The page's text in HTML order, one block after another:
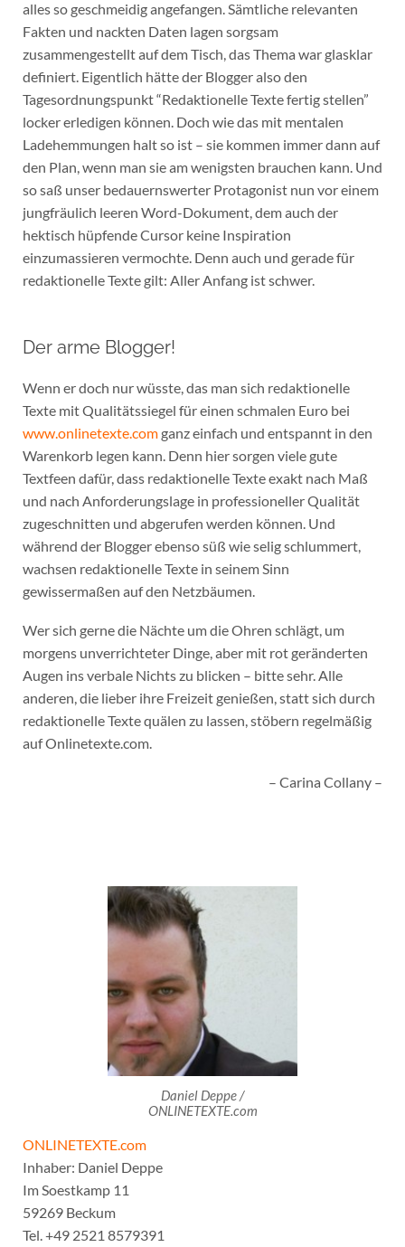
alles so geschmeidig angefangen. Sämtliche relevanten
Fakten und nackten Daten lagen sorgsam
zusammengestellt auf dem Tisch, das Thema war glasklar
definiert. Eigentlich hätte der Blogger also den
Tagesordnungspunkt “Redaktionelle Texte fertig stellen”
locker erledigen können. Doch wie das mit mentalen
Ladehemmungen halt so ist – sie kommen immer dann auf
den Plan, wenn man sie am wenigsten brauchen kann. Und
so saß unser bedauernswerter Protagonist nun vor einem
jungfräulich leeren Word-Dokument, dem auch der
hektisch hüpfende Cursor keine Inspiration
einzumassieren vermochte. Denn auch und gerade für
redaktionelle Texte gilt: Aller Anfang ist schwer.
Der arme Blogger!
Wenn er doch nur wüsste, das man sich redaktionelle
Texte mit Qualitätssiegel für einen schmalen Euro bei
www.onlinetexte.comganz einfach und entspannt in den
Warenkorb legen kann. Denn hier sorgen viele gute
Textfeen dafür, dass redaktionelle Texte exakt nach Maß
und nach Anforderungslage in professioneller Qualität
zugeschnitten und abgerufen werden können. Und
während der Blogger ebenso süß wie selig schlummert,
wachsen redaktionelle Texte in seinem Sinn
gewissermaßen auf den Netzbäumen.
Wer sich gerne die Nächte um die Ohren schlägt, um
morgens unverrichteter Dinge, aber mit rot geränderten
Augen ins verbale Nichts zu blicken – bitte sehr. Alle
anderen, die lieber ihre Freizeit genießen, statt sich durch
redaktionelle Texte quälen zu lassen, stöbern regelmäßig
auf Onlinetexte.com.
– Carina Collany –
Daniel Deppe /
ONLINETEXTE.com
ONLINETEXTE.com
Inhaber: Daniel Deppe
Im Soestkamp 11
59269 Beckum
Tel. +49 2521 8579391